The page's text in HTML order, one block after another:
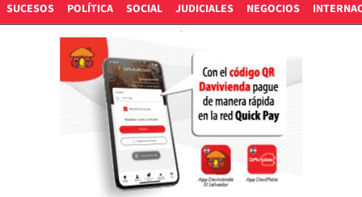
SUCESOS POLÍTICA SOCIAL JUDICIALES NEGOCIOS